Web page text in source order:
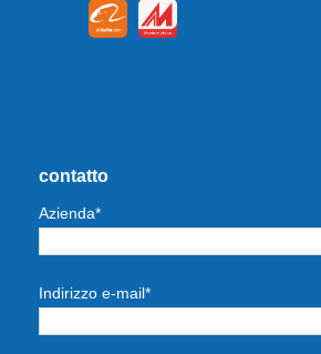
contatto
Azienda*
Indirizzo e-mail*